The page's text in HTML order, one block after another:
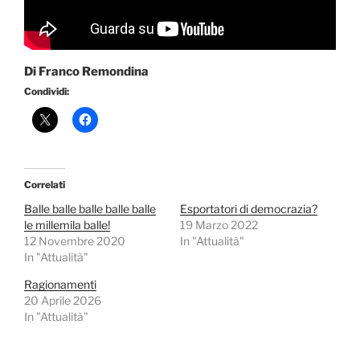
Di Franco Remondina
Condividi:
Correlati
Balle balle balle balle balle
le millemila balle!
12 Novembre 2020
In "Attualità"
Esportatori di democrazia?
19 Marzo 2022
In "Attualità"
Ragionamenti
20 Aprile 2026
In "Attualità"